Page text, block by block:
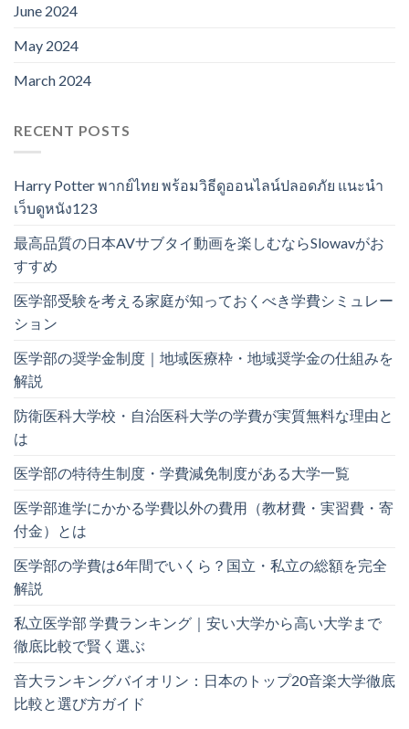
June 2024
May 2024
March 2024
RECENT POSTS
Harry Potter พากย์ไทย พร้อมวิธีดูออนไลน์ปลอดภัย แนะนำ
เว็บดูหนัง123
最高品質の日本AVサブタイ動画を楽しむならSlowavがお
すすめ
医学部受験を考える家庭が知っておくべき学費シミュレー
ション
医学部の奨学金制度｜地域医療枠・地域奨学金の仕組みを
解説
防衛医科大学校・自治医科大学の学費が実質無料な理由と
は
医学部の特待生制度・学費減免制度がある大学一覧
医学部進学にかかる学費以外の費用（教材費・実習費・寄
付金）とは
医学部の学費は6年間でいくら？国立・私立の総額を完全
解説
私立医学部 学費ランキング｜安い大学から高い大学まで
徹底比較で賢く選ぶ
音大ランキングバイオリン：日本のトップ20音楽大学徹底
比較と選び方ガイド